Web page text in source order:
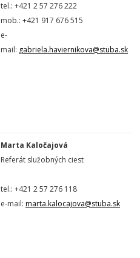
tel.: +421 2 57 276 222
mob.: +421 917 676 515
e-
mail: gabriela.haviernikova@stuba.sk
Marta Kaločajová
Referát služobných ciest
tel.: +421 2 57 276 118
e-mail: marta.kalocajova@stuba.sk